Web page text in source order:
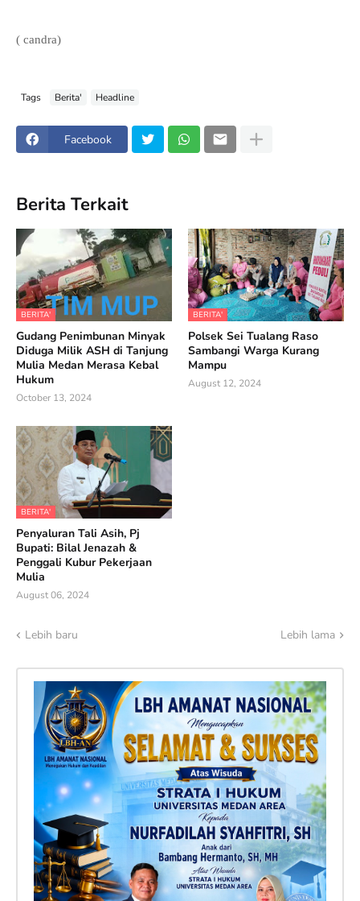
( candra)
Tags Berita' Headline
Facebook
Berita Terkait
BERITA'
Gudang Penimbunan Minyak
Diduga Milik ASH di Tanjung
Mulia Medan Merasa Kebal
Hukum
October 13, 2024
BERITA'
Polsek Sei Tualang Raso
Sambangi Warga Kurang
Mampu
August 12, 2024
BERITA'
Penyaluran Tali Asih, Pj
Bupati: Bilal Jenazah &
Penggali Kubur Pekerjaan
Mulia
August 06, 2024
Lebih baru Lebih lama